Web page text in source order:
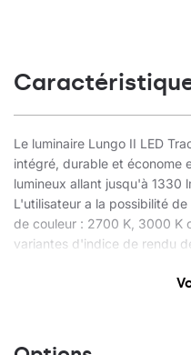
Le luminaire Lungo II LED
intégré, durable et économe
lumineux allant jusqu'à 1330
L'utilisateur a la possibilité
de couleur : 2700 K, 3000 K
variantes d'indice de rendu
l'espace. Le luminaire offre
d'un boîtier en aluminium